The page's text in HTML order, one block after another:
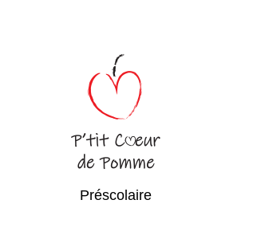
Préscolaire